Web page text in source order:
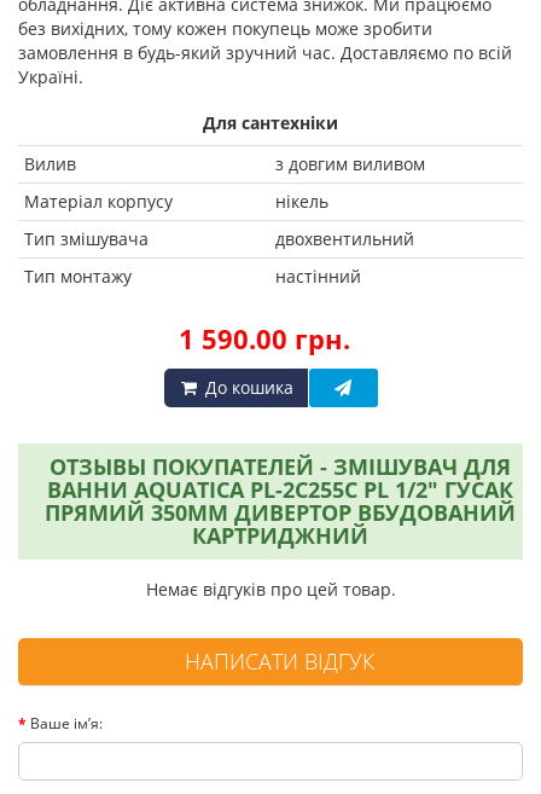
без вихідних, тому кожен покупець може зробити
замовлення в будь-який зручний час. Доставляємо по всій
Україні.
Для сантехніки
Вилив
з довгим виливом
Матеріал корпусу
нікель
Тип змішувача
двохвентильний
Тип монтажу
настінний
1 590.00 грн.
До кошика
ОТЗЫВЫ ПОКУПАТЕЛЕЙ - ЗМІШУВАЧ ДЛЯ
ВАННИ AQUATICA PL-2C255C PL 1/2" ГУСАК
ПРЯМИЙ 350ММ ДИВЕРТОР ВБУДОВАНИЙ
КАРТРИДЖНИЙ
Немає відгуків про цей товар.
НАПИСАТИ ВІДГУК
Ваше ім’я: